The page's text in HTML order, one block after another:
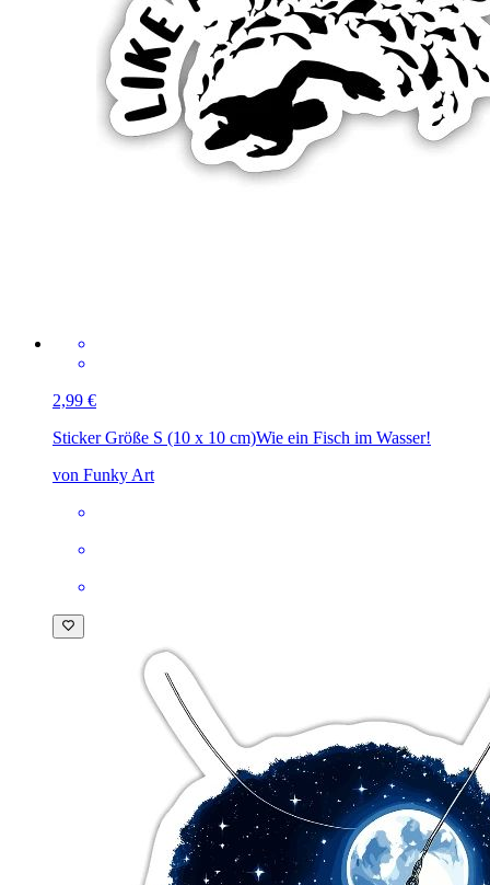
2,99 €
Sticker Größe S (10 x 10 cm)Wie ein Fisch im Wasser!
von Funky Art